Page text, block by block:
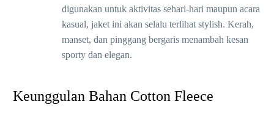
digunakan untuk aktivitas sehari-hari maupun acara
kasual, jaket ini akan selalu terlihat stylish. Kerah,
manset, dan pinggang bergaris menambah kesan
sporty dan elegan.
Keunggulan Bahan Cotton Fleece